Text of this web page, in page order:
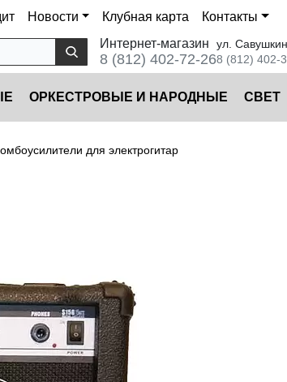
Новости Клубная карта
Контакты
Интернет-магазин
8 (812) 402-72-26
ул.
8 (812) 402-
ОРКЕСТРОВЫЕ И НАРОДНЫЕ CВЕТ
для электрогитар